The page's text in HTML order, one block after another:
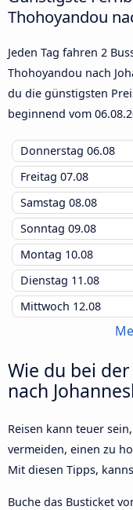
Thohoyandou
Jeden Tag fahren 2
Thohoyandou nach
du die günstigsten
beginnend vom
Donnerstag 06.08
Freitag 07.08
Samstag 08.08
Sonntag 09.08
Montag 10.08
Dienstag 11.08
Mittwoch 12.08
Wie du bei
nach
Reisen kann teuer
vermeiden, einen zu
Mit diesen Tipps,
Buche das Busticket